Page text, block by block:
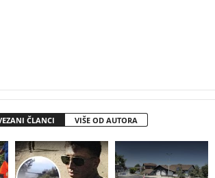
ČLANCI VIŠE OD AUTORA